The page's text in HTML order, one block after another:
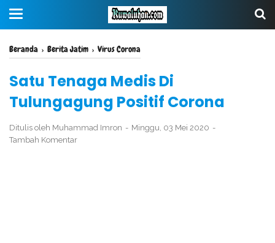
Beranda › Berita Jatim › Virus Corona
Satu Tenaga Medis Di
Tulungagung Positif Corona
Ditulis oleh Muhammad Imron
Minggu, 03 Mei 2020
Tambah Komentar